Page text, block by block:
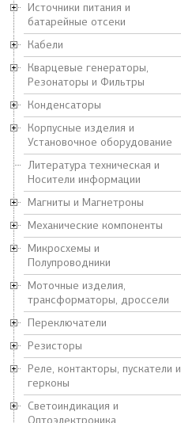
Источники питания и
батарейные отсеки
Кабели
Кварцевые генераторы,
Резонаторы и Фильтры
Конденсаторы
Корпусные изделия и
Установочное оборудование
Литература техническая и
Носители информации
Магниты и Магнетроны
Механические компоненты
Микросхемы и
Полупроводники
Моточные изделия,
трансформаторы, дроссели
Переключатели
Резисторы
Реле, контакторы, пускатели и
герконы
Светоиндикация и
Оптоэлектроника